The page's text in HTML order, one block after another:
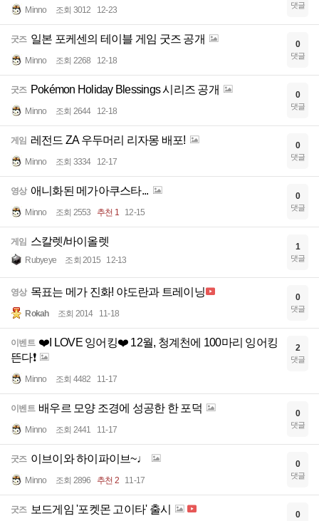
Minno 조회 3012 12-23 댓글
굿즈 일본 포케센의 테이블 게임 굿즈 공개
Minno 조회 2268 12-18
0
댓글
굿즈 Pokémon Holiday Blessings 시리즈 공개
Minno 조회 2644 12-18
0
댓글
게임 레전드 ZA 우두머리 리자몽 배포!
Minno 조회 3334 12-17
0
댓글
영상 애니화된 메가아쿠스타...
Minno 조회 2553 추천 1 12-15
0
댓글
게임 스칼렛/바이올렛
Rubyeye 조회 2015 12-13
1
댓글
영상 목표는 메가 진화! 야도란과 트레이닝
Rokah 조회 2014 11-18
0
댓글
이벤트 ❤️I LOVE 잉어킹❤️ 12월, 청계천에 100마리 잉어킹
뜬다❗️
Minno 조회 4482 11-17
2
댓글
이벤트 배우르 모양 조경에 성공한 한 포덕
Minno 조회 2441 11-17
0
댓글
굿즈 이브이와 하이파이브~♩
Minno 조회 2896 추천 2 11-17
0
댓글
굿즈 보드게임 '포켓몬 고이타' 출시 0